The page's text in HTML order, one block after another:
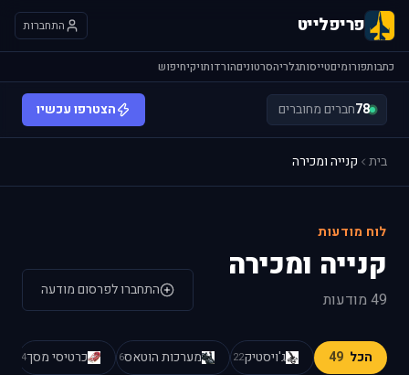
פריפלייט התחברות
כתבותפורומיםטייסותגלריהסרטוניםהורדותויקיחיפוש
78חברים מחוברים הצטרפו עכשיו
בית קנייה ומכירה
לוח מודעות
קנייה ומכירה
49 מודעות התחברו לפרסום מודעה
הכל 49 ג'ויסטיק22 מערכות הוטאס6 כרטיסי מסך4